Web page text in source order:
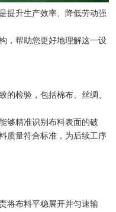
提升生产效率、降低劳动强
，帮助您更好地理解这一设
的检验，包括棉布、丝绸、
够精准识别布料表面的破
质量符合标准，为后续工序
将布料平稳展开并匀速输